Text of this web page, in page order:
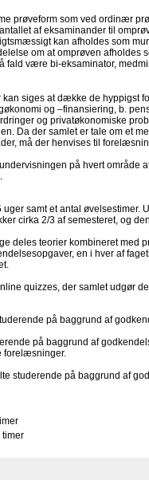
prøveform som ved ordinær
af eksaminander til
kan afholdes som
om at omprøven afholdes
fald være bi-eksaminator,
kan siges at dække de hyppigst
og –finansiering, b.
og privatøkonomiske
Da der samlet er tale om et
må der henvises til
på hvert område
samt et antal øvelsestimer.
cirka 2/3 af semesteret, og
deles teorier kombineret med
en i hver af
quizzes, der samlet udgør
på baggrund af
på baggrund af
forelæsninger.
studerende på baggrund af
timer